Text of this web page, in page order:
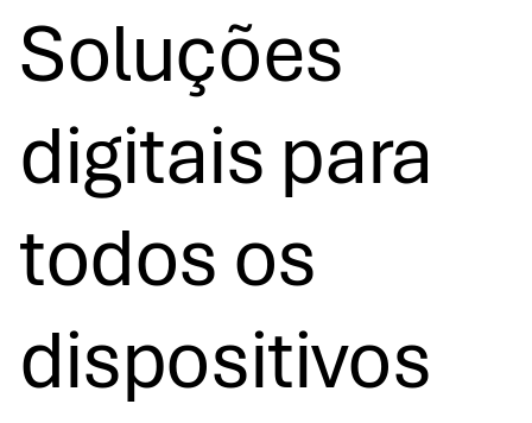
Soluções
digitais para
todos os
dispositivos